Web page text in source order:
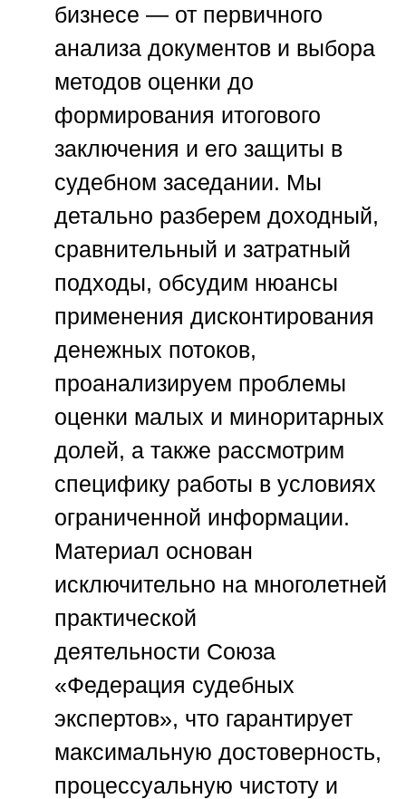
бизнесе — от первичного
анализа документов и выбора
методов оценки до
формирования итогового
заключения и его защиты в
судебном заседании. Мы
детально разберем доходный,
сравнительный и затратный
подходы, обсудим нюансы
применения дисконтирования
денежных потоков,
проанализируем проблемы
оценки малых и миноритарных
долей, а также рассмотрим
специфику работы в условиях
ограниченной информации.
Материал основан
исключительно на многолетней
практической
деятельности Союза
«Федерация судебных
экспертов», что гарантирует
максимальную достоверность,
процессуальную чистоту и